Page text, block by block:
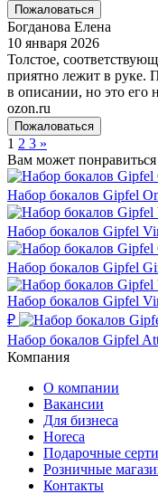
Пожаловаться
Богданова Елена
10 января 2026
Толстое,
приятно лежит в руке.
в описании, но это его
ozon.ru
Пожаловаться
1 2 3 »
Вам может понравиться
Набор бокалов Gipfel
Набор бокалов Gipfel
Набор бокалов Gipfel
Набор бокалов Gipfel
₽
Набор бокалов Gipfel
Компания
О компании
Вакансии
Для бизнеса
Horeca
Подарочные
Розничные
Контакты